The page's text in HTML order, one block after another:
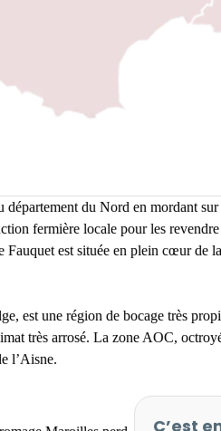
du Nord en mordant
fermière locale pour les
Fauquet est située en plein cœur de
est une région de bocage très
très arrosé. La zone AOC,
l’Aisne.
C’est